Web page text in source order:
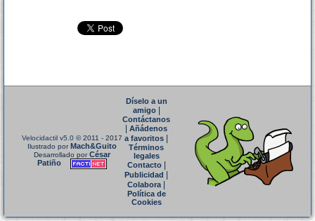
Velocidactil v5.0 © 2011 - 2017
Ilustrado porMach&Guito
Desarrollado porCésar
Patiño
Díselo a un
amigo|
Contáctanos
Añádenos
a favoritos
Términos
legales
Contacto|
Publicidad
Colabora|
Política de
Cookies